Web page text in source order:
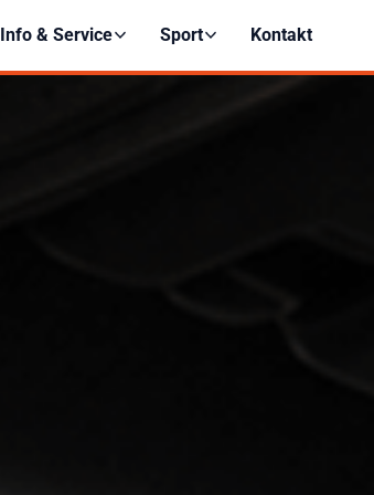
Info & Service Sport Kontakt